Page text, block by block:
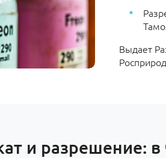
Выдает
и разрешение: в